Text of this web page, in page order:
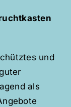
und
als